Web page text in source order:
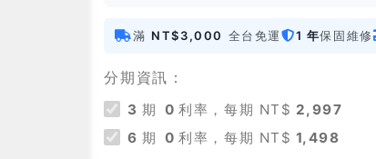
滿 NT$3,000 全台免運 1 年保固維修
分期資訊：
3 期 0 利率，每期 NT$ 2,997
6 期 0 利率，每期 NT$ 1,498